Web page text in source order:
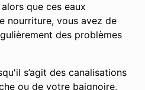
que ces eaux
nourriture, vous avez de
des problèmes
s’agit des canalisations
ou de votre baignoire,